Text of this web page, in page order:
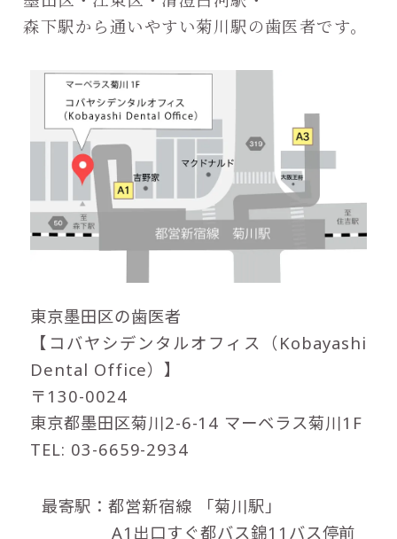
森下駅から通いやすい菊川駅の歯医者です。
東京墨田区の歯医者
【コバヤシデンタルオフィス（Kobayashi
Dental Office）】
〒130-0024
東京都墨田区菊川2-6-14 マーベラス菊川1F
TEL: 03-6659-2934
最寄駅：都営新宿線 「菊川駅」
A1出口すぐ都バス錦11バス停前